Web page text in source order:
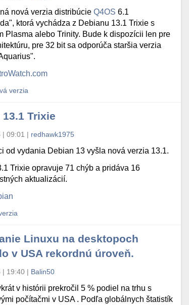
nová verzia distribúcieQ4OS 6.1
ktorá vychádza z Debianu 13.1 Trixie s
Plasma alebo Trinity. Bude k dispozícii len pre
pre 32 bit sa odporúča staršia verzia
verzia
13.1 Trixie
| 09:01 | redhawk1975
od vydania Debian 13 vyšla nová verzia 13.1.
Trixie opravuje 71 chýb a pridáva 16
aktualizácií.
Linuxu na desktopoch
v USA rekordnú úroveň.
| 19:40 | Balin50
v histórii prekročil 5 % podiel na trhu s
počítačmi v USA . Podľa globálnych štatistík